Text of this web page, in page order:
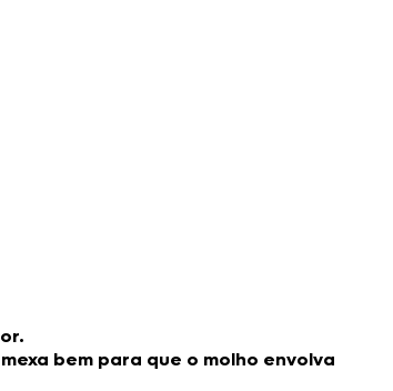
bem para que o molho envolva